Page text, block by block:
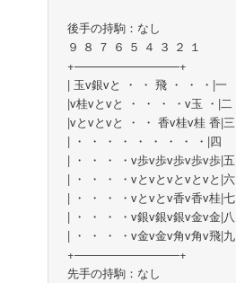
後手の持駒：なし
９ ８ ７ ６ ５ ４ ３ ２ １
+—————————+
| 玉v銀vと ・ ・ 飛 ・ ・ ・|一
|v桂vとvと ・ ・ ・ ・v玉 ・|二
|vとvとvと ・ ・ 香v桂v桂 香|三
| ・ ・ ・ ・ ・ ・ ・ ・ ・|四
| ・ ・ ・ ・v歩v歩v歩v歩v歩|五
| ・ ・ ・ ・vとvとvとvとvと|六
| ・ ・ ・ ・vとvとv香v香v桂|七
| ・ ・ ・ ・v銀v銀v銀v金v金|八
| ・ ・ ・ ・v金v金v角v角v飛|九
+—————————+
先手の持駒：なし